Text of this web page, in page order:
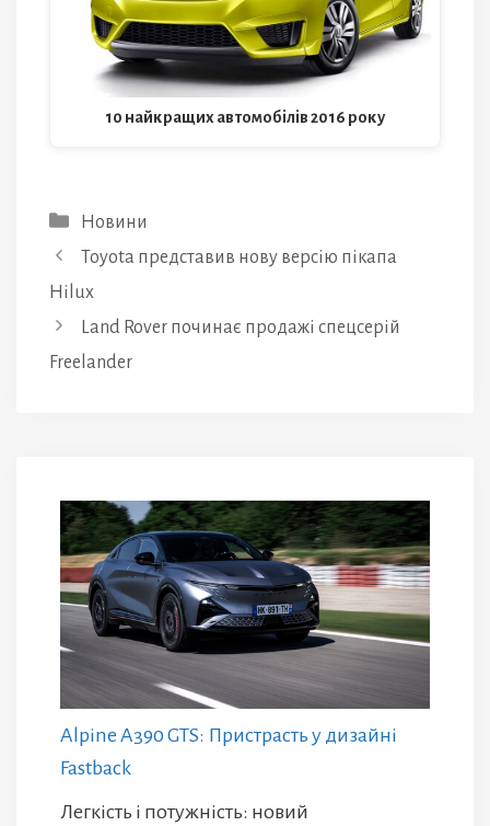
10 найкращих автомобілів 2016 року
Категорії
Новини
Toyota представив нову версію пікапа
Hilux
Land Rover починає продажі спецсерій
Freelander
Alpine A390 GTS: Пристрасть у дизайні
Fastback
Легкість і потужність: новий